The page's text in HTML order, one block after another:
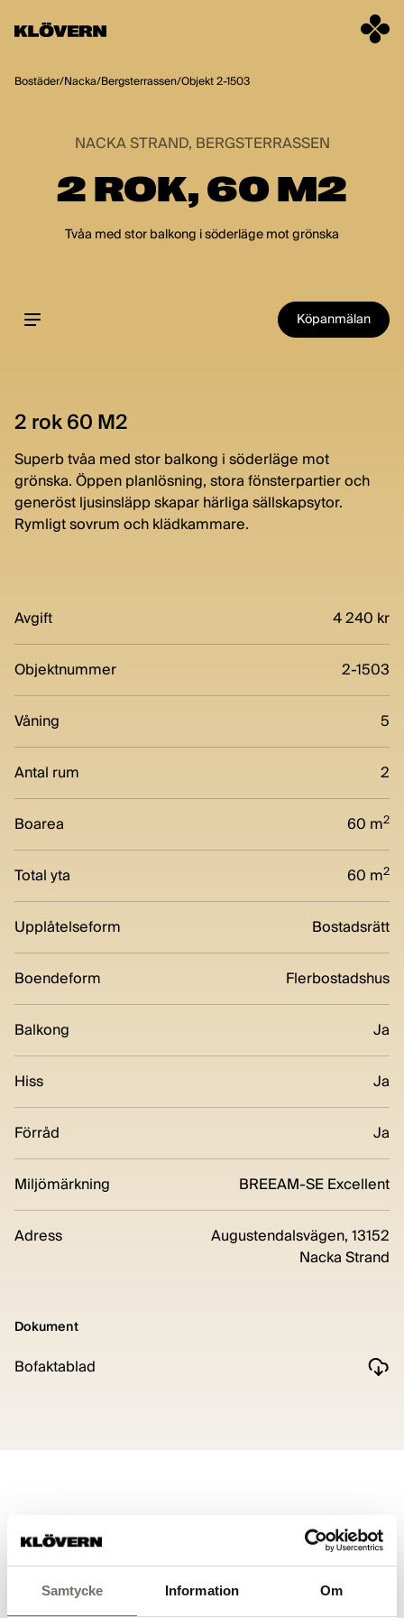
Samtycke Information Om
Bostäder/Nacka/Bergsterrassen/Objekt 2-1503
NACKA STRAND, BERGSTERRASSEN
2 ROK, 60 M2
Tvåa med stor balkong i söderläge mot grönska
Köpanmälan
2 rok 60 M2
Superb tvåa med stor balkong i söderläge mot
grönska. Öppen planlösning, stora fönsterpartier och
generöst ljusinsläpp skapar härliga sällskapsytor.
Rymligt sovrum och klädkammare.
Avgift 4 240 kr
Objektnummer 2-1503
Våning 5
Antal rum 2
Boarea 60 m2
Total yta 60 m2
Upplåtelseform Bostadsrätt
Boendeform Flerbostadshus
Balkong Ja
Hiss Ja
Förråd Ja
Miljömärkning BREEAM-SE Excellent
Adress
Augustendalsvägen, 13152
Nacka Strand
Dokument
Bofaktablad